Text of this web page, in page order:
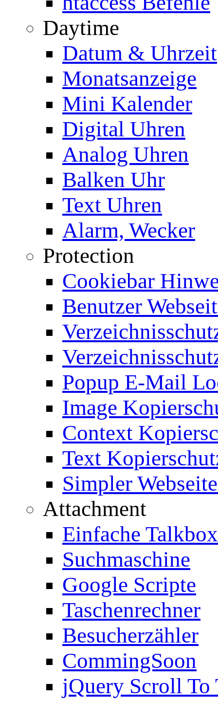
Daytime
Datum & Uhrzeit
Monatsanzeige
Mini Kalender
Digital Uhren
Analog Uhren
Balken Uhr
Text Uhren
Alarm, Wecker
Protection
Cookiebar
Benutzer
Popup E-Mail
Image
Context
Text
Simpler
Attachment
Einfache Talkbox
Suchmaschine
Google Scripte
Taschenrechner
Besucherzähler
CommingSoon
jQuery Scroll To